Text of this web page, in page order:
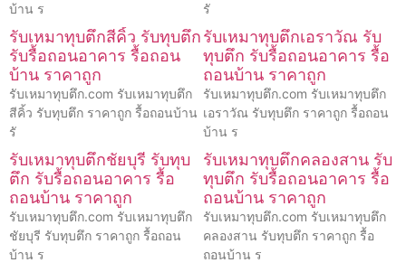
บ้าน ร
รั
รับเหมาทุบตึกสีคิ้ว รับทุบตึก
รับรื้อถอนอาคาร รื้อถอน
บ้าน ราคาถูก
รับเหมาทุบตึก.com รับเหมาทุบตึก
สีคิ้ว รับทุบตึก ราคาถูก รื้อถอนบ้าน
รั
รับเหมาทุบตึกเอราวัณ รับ
ทุบตึก รับรื้อถอนอาคาร รื้อ
ถอนบ้าน ราคาถูก
รับเหมาทุบตึก.com รับเหมาทุบตึก
เอราวัณ รับทุบตึก ราคาถูก รื้อถอน
บ้าน ร
รับเหมาทุบตึกชัยบุรี รับทุบ
ตึก รับรื้อถอนอาคาร รื้อ
ถอนบ้าน ราคาถูก
รับเหมาทุบตึก.com รับเหมาทุบตึก
ชัยบุรี รับทุบตึก ราคาถูก รื้อถอน
บ้าน ร
รับเหมาทุบตึกคลองสาน รับ
ทุบตึก รับรื้อถอนอาคาร รื้อ
ถอนบ้าน ราคาถูก
รับเหมาทุบตึก.com รับเหมาทุบตึก
คลองสาน รับทุบตึก ราคาถูก รื้อ
ถอนบ้าน ร